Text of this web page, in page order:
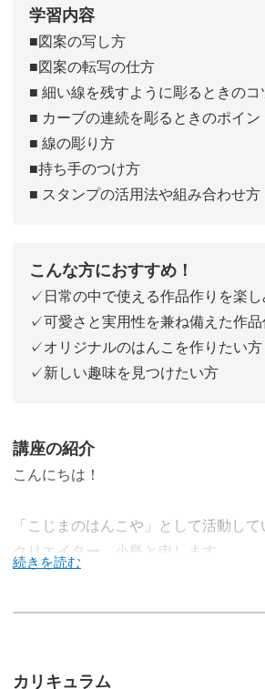
学習内容
■図案の写し方
■図案の転写の仕方
■ 細い線を残すように彫るときのコ
■ カーブの連続を彫るときのポイン
■ 線の彫り方
■持ち手のつけ方
■ スタンプの活用法や組み合わせ方
こんな方におすすめ！
✓日常の中で使える作品作りを楽
✓可愛さと実用性を兼ね備えた作
✓オリジナルのはんこを作りたい方
✓新しい趣味を見つけたい方
講座の紹介
こんにちは！
「こじまのはんこや」として活動し
クリエイター、小島と申します。
私の消しゴムはんこは、手作りの温か
カリキュラム